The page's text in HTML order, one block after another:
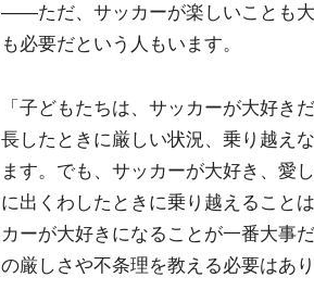
――ただ、サッカーが楽しいことも
も必要だという人もいます。
「子どもたちは、サッカーが大好き
長したときに厳しい状況、乗り越え
ます。でも、サッカーが大好き、愛
に出くわしたときに乗り越えること
カーが大好きになることが一番大事
の厳しさや不条理を教える必要はあり